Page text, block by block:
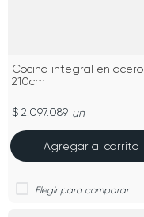
Cocina integral en acero
210cm
$ 2.097.089 un
Agregar al carrito